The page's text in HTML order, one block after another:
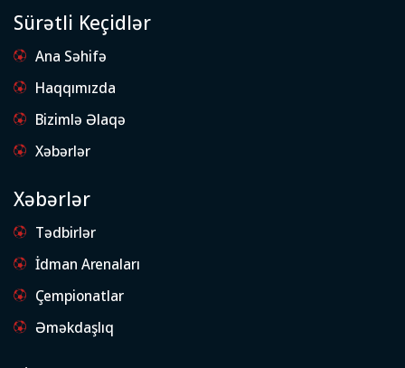
Sürətli Keçidlər
Ana Səhifə
Haqqımızda
Bizimlə Əlaqə
Xəbərlər
Xəbərlər
Tədbirlər
İdman Arenaları
Çempionatlar
Əməkdaşlıq